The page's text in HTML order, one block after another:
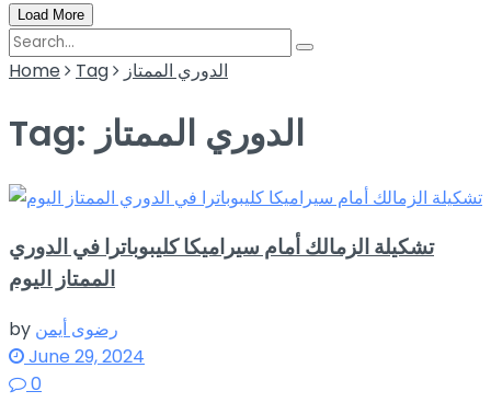
Load More
Home Tag الدوري الممتاز
Tag: الدوري الممتاز
تشكيلة الزمالك أمام سيراميكا كليبوباترا في الدوري
الممتاز اليوم
by رضوى أيمن
June 29, 2024
0